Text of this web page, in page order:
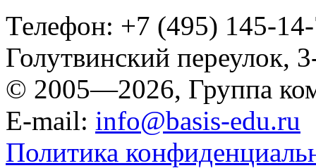
Телефон: +7 (495) 145-
Голутвинский переулок,
© 2005—2026, Группа
E-mail: info@basis-edu.ru
Политика